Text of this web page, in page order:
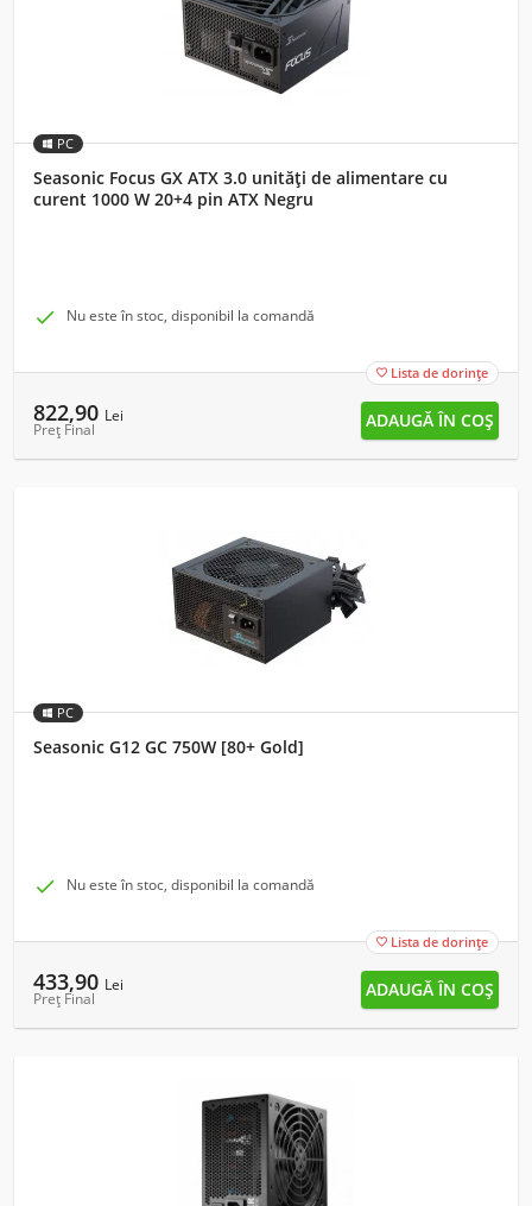
PC
Seasonic Focus GX ATX 3.0 unități de alimentare cu
curent 1000 W 20+4 pin ATX Negru
 Nu este în stoc, disponibil la comandă
 Lista de dorințe
822,90 Lei
Preț Final
PC
Seasonic G12 GC 750W [80+ Gold]
 Nu este în stoc, disponibil la comandă
 Lista de dorințe
433,90 Lei
Preț Final